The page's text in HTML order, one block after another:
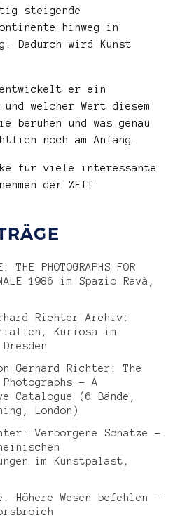
steigende
hinweg in
Dadurch wird Kunst
er ein
welcher Wert diesem
und was genau
noch am Anfang.
für viele interessante
der ZEIT
THE PHOTOGRAPHS FOR
1986 im Spazio Ravà,
Richter Archiv:
Kuriosa im
Gerhard Richter: The
– A
Catalogue (6 Bände,
London)
Verborgene Schätze –
im Kunstpalast,
Höhere Wesen befehlen –